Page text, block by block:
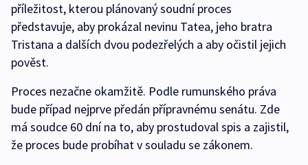
příležitost, kterou plánovaný soudní proces
představuje, aby prokázal nevinu Tatea, jeho bratra
Tristana a dalších dvou podezřelých a aby očistil jejich
pověst.
Proces nezačne okamžitě. Podle rumunského práva
bude případ nejprve předán přípravnému senátu. Zde
má soudce 60 dní na to, aby prostudoval spis a zajistil,
že proces bude probíhat v souladu se zákonem.